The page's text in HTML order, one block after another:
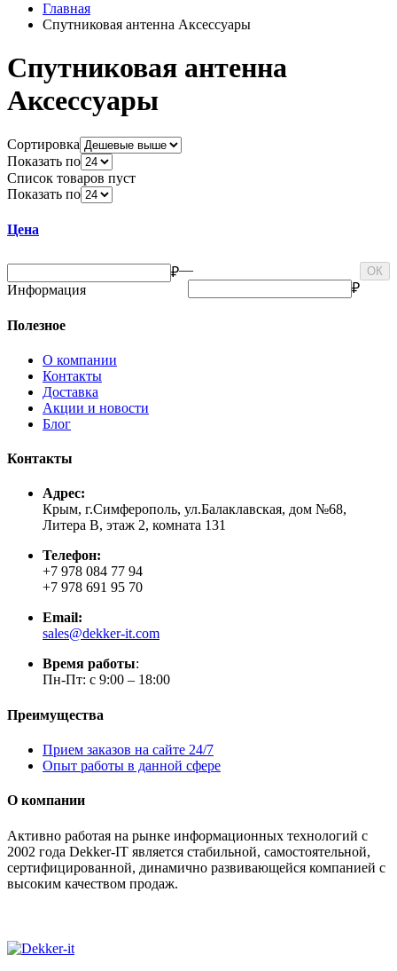
Главная
Спутниковая антенна Аксессуары
Спутниковая антенна
Аксессуары
Сортировка
Показать по
Список товаров пуст
Показать по
Цена
₽— ОК
₽
Информация
Полезное
О компании
Контакты
Доставка
Акции и новости
Блог
Контакты
Адрес:
Крым, г.Симферополь, ул.Балаклавская, дом №68,
Литера В, этаж 2, комната 131
Телефон:
+7 978 084 77 94
+7 978 691 95 70
Email:
sales@dekker-it.com
Время работы:
Пн-Пт: с 9:00 – 18:00
Преимущества
Прием заказов на сайте 24/7
Опыт работы в данной сфере
О компании
Активно работая на рынке информационных технологий с
2002 года Dekker-IT является стабильной, самостоятельной,
сертифицированной, динамично развивающейся компанией с
высоким качеством продаж.